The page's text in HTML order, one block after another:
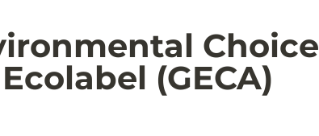
Choice
(GECA)